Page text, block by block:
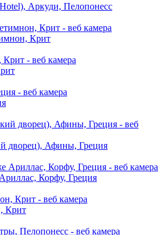
Аркуди, Пелопонесс
Крит
дворец), Афины, Греция
Корфу, Греция
Крит